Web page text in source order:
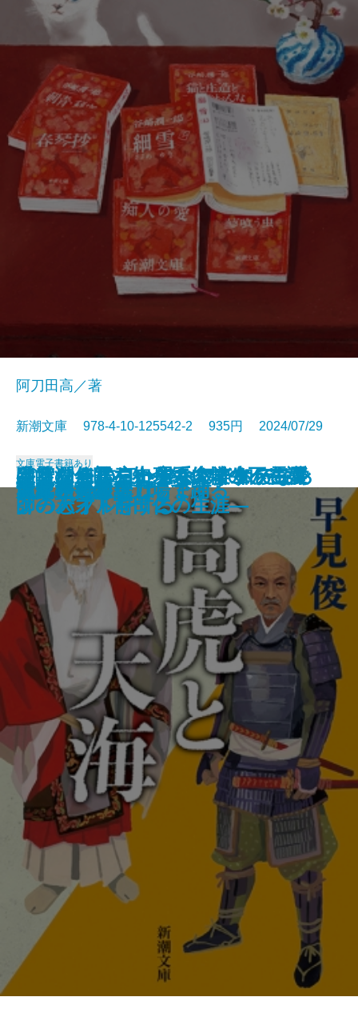
サヴァナの王国
さよならの言い方なんて知らな
い。9
母の待つ里
大家さんと僕 これから
檜垣澤家の炎上
あめりかむら
詩人なんて呼ばれて
采女の怨霊―小余綾俊輔の不在講
義―
滅私
谷崎潤一郎を知っていますか―愛
と美の巨人を読む―
阿刀田高／著
新潮文庫 978-4-10-125542-2 935円 2024/07/29
文庫電子書籍あり
高虎と天海
魂に秩序を
百年の孤独
幽霊を信じない理系大学生、霊媒
師のバイトをする
天才少女は重力場で踊る
ぼくはイエローでホワイトで、ち
ょっとブルー 2
＃真相をお話しします
大家さんと僕
あしたのことば
キリンを作った男―マーケティン
グの天才・前田仁の生涯―